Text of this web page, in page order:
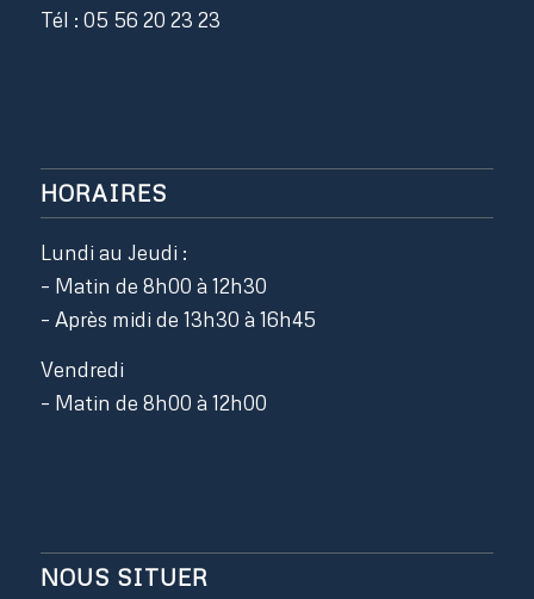
Tél : 05 56 20 23 23
HORAIRES
Lundi au Jeudi :
– Matin de 8h00 à 12h30
– Après midi de 13h30 à 16h45
Vendredi
– Matin de 8h00 à 12h00
NOUS SITUER